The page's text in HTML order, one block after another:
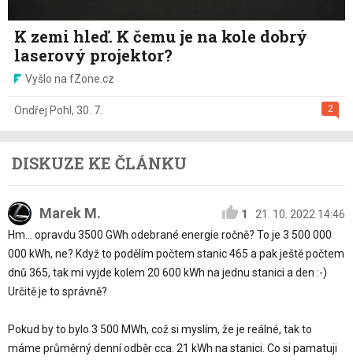
K zemi hleď. K čemu je na kole dobrý
laserový projektor?
Vyšlo na fZone.cz
2
Ondřej Pohl , 30. 7.
DISKUZE KE ČLÁNKU
Marek M. 1
21. 10. 2022 14:46
Hm... opravdu 3500 GWh odebrané energie ročně? To je 3 500 000
000 kWh, ne? Když to podělím počtem stanic 465 a pak ještě počtem
dnů 365, tak mi vyjde kolem 20 600 kWh na jednu stanici a den :-)
Určitě je to správně?
Pokud by to bylo 3 500 MWh, což si myslím, že je reálné, tak to
máme průměrný denní odběr cca. 21 kWh na stanici. Co si pamatuji